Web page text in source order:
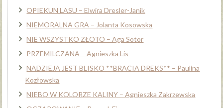
OPIEKUN LASU – Elwira Dresler-Janik
NIEMORALNA GRA – Jolanta Kosowska
NIE WSZYSTKO ZŁOTO – Aga Sotor
PRZEMILCZANA – Agnieszka Lis
NADZIEJA JEST BLISKO **BRACIA DREKS** – Paulina
Kozłowska
NIEBO W KOLORZE KALINY – Agnieszka Zakrzewska